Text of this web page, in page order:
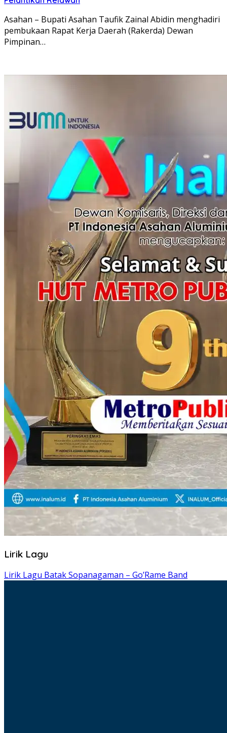
Asahan – Bupati Asahan Taufik Zainal Abidin menghadiri
pembukaan Rapat Kerja Daerah (Rakerda) Dewan
Pimpinan…
Lirik Lagu
Lirik Lagu Batak Sopanagaman – Go’Rame Band